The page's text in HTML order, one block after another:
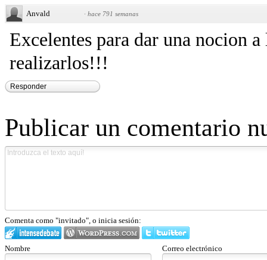
Anvald · hace 791 semanas
Excelentes para dar una nocion a
realizarlos!!!
Responder
Publicar un comentario
Comenta como "invitado", o inicia sesión:
Nombre Correo electrónico